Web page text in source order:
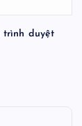
trình duyệt